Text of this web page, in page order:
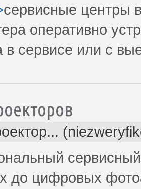
сервисные центры
оперативно
в сервисе или с
до цифровых